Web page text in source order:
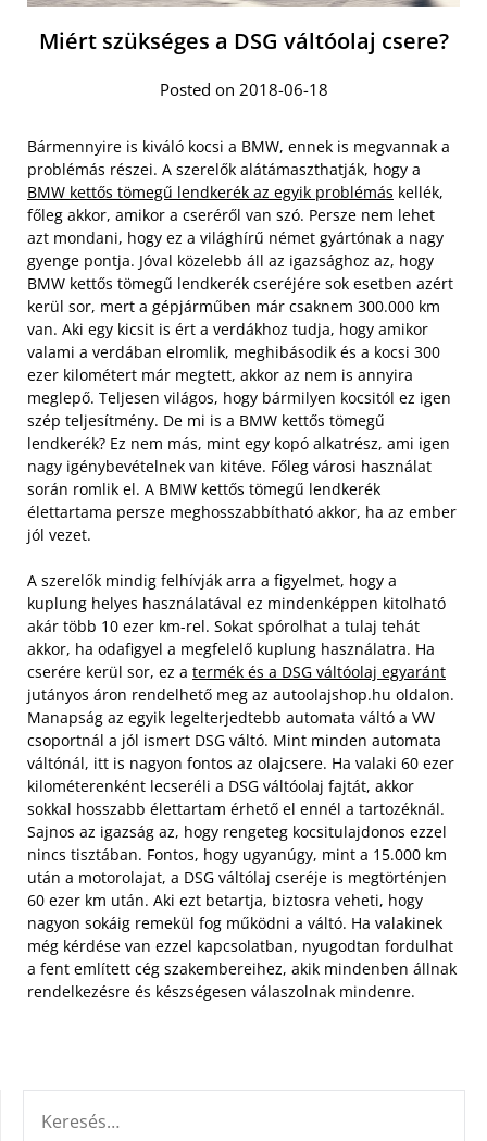
Miért szükséges a DSG váltóolaj csere?
Posted on 2018-06-18
Bármennyire is kiváló kocsi a BMW, ennek is megvannak a
problémás részei. A szerelők alátámaszthatják, hogy a
BMW kettős tömegű lendkerék az egyik problémás kellék,
főleg akkor, amikor a cseréről van szó. Persze nem lehet
azt mondani, hogy ez a világhírű német gyártónak a nagy
gyenge pontja. Jóval közelebb áll az igazsághoz az, hogy
BMW kettős tömegű lendkerék cseréjére sok esetben azért
kerül sor, mert a gépjárműben már csaknem 300.000 km
van. Aki egy kicsit is ért a verdákhoz tudja, hogy amikor
valami a verdában elromlik, meghibásodik és a kocsi 300
ezer kilométert már megtett, akkor az nem is annyira
meglepő. Teljesen világos, hogy bármilyen kocsitól ez igen
szép teljesítmény. De mi is a BMW kettős tömegű
lendkerék? Ez nem más, mint egy kopó alkatrész, ami igen
nagy igénybevételnek van kitéve. Főleg városi használat
során romlik el. A BMW kettős tömegű lendkerék
élettartama persze meghosszabbítható akkor, ha az ember
jól vezet.
A szerelők mindig felhívják arra a figyelmet, hogy a
kuplung helyes használatával ez mindenképpen kitolható
akár több 10 ezer km-rel. Sokat spórolhat a tulaj tehát
akkor, ha odafigyel a megfelelő kuplung használatra. Ha
cserére kerül sor, ez a termék és a DSG váltóolaj egyaránt
jutányos áron rendelhető meg az autoolajshop.hu oldalon.
Manapság az egyik legelterjedtebb automata váltó a VW
csoportnál a jól ismert DSG váltó. Mint minden automata
váltónál, itt is nagyon fontos az olajcsere. Ha valaki 60 ezer
kilométerenként lecseréli a DSG váltóolaj fajtát, akkor
sokkal hosszabb élettartam érhető el ennél a tartozéknál.
Sajnos az igazság az, hogy rengeteg kocsitulajdonos ezzel
nincs tisztában. Fontos, hogy ugyanúgy, mint a 15.000 km
után a motorolajat, a DSG váltólaj cseréje is megtörténjen
60 ezer km után. Aki ezt betartja, biztosra veheti, hogy
nagyon sokáig remekül fog működni a váltó. Ha valakinek
még kérdése van ezzel kapcsolatban, nyugodtan fordulhat
a fent említett cég szakembereihez, akik mindenben állnak
rendelkezésre és készségesen válaszolnak mindenre.